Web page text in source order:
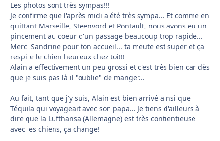
Les photos sont très sympas!!!
Je confirme que l'après midi a été très sympa... Et comme en
quittant Marseille, Steenvord et Pontault, nous avons eu un
pincement au coeur d'un passage beaucoup trop rapide...
Merci Sandrine pour ton accueil... ta meute est super et ça
respire le chien heureux chez toi!!!
Alain a effectivement un peu grossi et c'est très bien car dès
que je suis pas là il "oublie" de manger...
Au fait, tant que j'y suis, Alain est bien arrivé ainsi que
Téquila qui voyageait avec son papa... Je tiens d'ailleurs à
dire que la Lufthansa (Allemagne) est très contientieuse
avec les chiens, ça change!